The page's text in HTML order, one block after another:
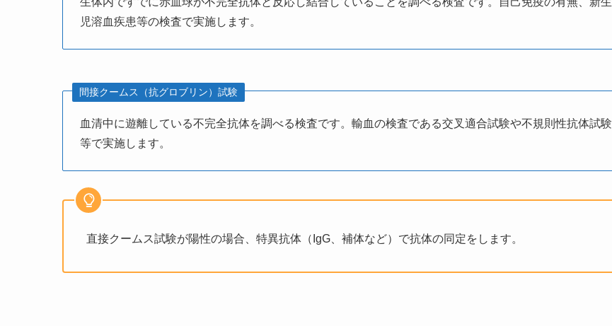
児溶血疾患等の検査で実施します。
間接クームス（抗グロブリン）試験
血清中に遊離している不完全抗体を調べる検査です。輸血の検査である交叉適合試験や不規則性抗体試験
等で実施します。
直接クームス試験が陽性の場合、特異抗体（IgG、補体など）で抗体の同定をします。